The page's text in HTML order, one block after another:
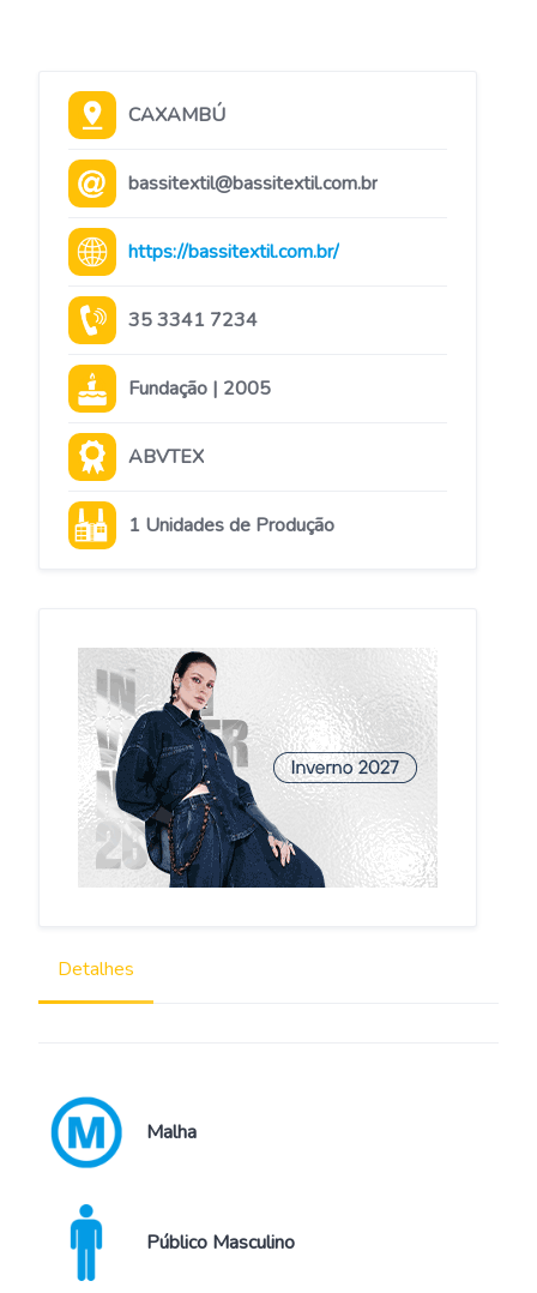
Detalhes
Malha
Público Masculino
CAXAMBÚ
bassitextil@bassitextil.com.br
https://bassitextil.com.br/
35 3341 7234
Fundação | 2005
ABVTEX
1 Unidades de Produção